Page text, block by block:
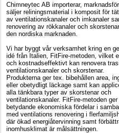
Chimneytec AB importerar,
säljer reliningsmaterial i komposit för
av ventilationskanaler och imkanaler
renovering av rökkanaler och
den nordiska marknaden.
Vi har byggt vår verksamhet kring en
idé från Italien, FitFire-metoden, vilket
och kostnadseffektivt kan renovera
ventilationskanaler och skorstenar.
Produkterna ger tex. bibehållen area,
eller obetydligt läckage samt kan
alla tänkbara typer av skorstenar och
ventilationskanaler. FitFire-metoden ger
betydande ekonomiska fördelar i
med ventilations renovering i
där ökad energiåtervinning samt
inomhusklimat är målsättningen.